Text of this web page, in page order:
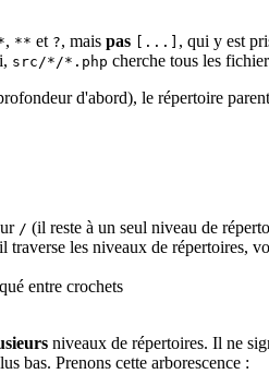
, ** et ?, mais pas [...] , qui y est
src/*/*.php cherche tous les
d'abord), le répertoire
/ (il reste à un seul niveau de
traverse les niveaux de répertoires,
entre crochets
niveaux de répertoires. Il ne
bas. Prenons cette arborescence :